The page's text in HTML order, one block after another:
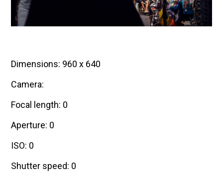
Dimensions: 960 x 640
Camera:
Focal length: 0
Aperture: 0
ISO: 0
Shutter speed: 0